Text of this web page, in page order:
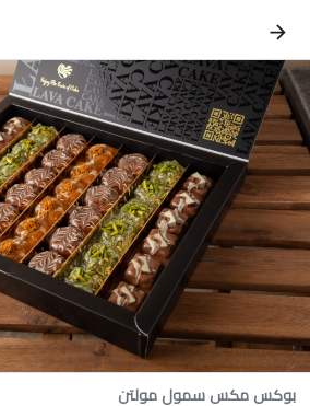
بوكس مكس سمول مولتن